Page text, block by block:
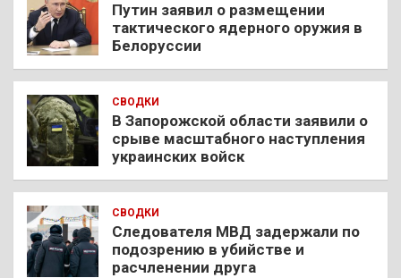
Путин заявил о размещении
тактического ядерного оружия в
Белоруссии
СВОДКИ
В Запорожской области заявили о
срыве масштабного наступления
украинских войск
СВОДКИ
Следователя МВД задержали по
подозрению в убийстве и
расчленении друга